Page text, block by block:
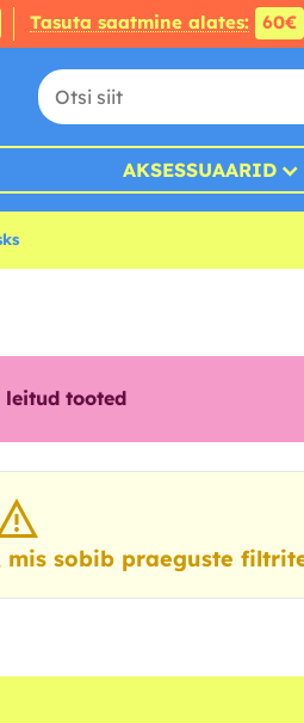
Tasuta saatmine alates: 60€
AKSESSUAARID
leitud tooted
sobib praeguste